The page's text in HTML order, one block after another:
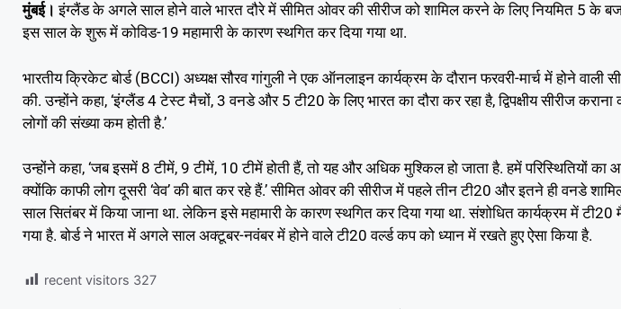
मुंबई। इंग्लैंड के अगले साल होने वाले भारत दौरे में सीमित ओवर की सीरीज को शामिल करने के लिए नियमित 5 के
इस साल के शुरू में कोविड-19 महामारी के कारण स्थगित कर दिया गया था.
भारतीय क्रिकेट बोर्ड (BCCI) अध्यक्ष सौरव गांगुली ने एक ऑनलाइन कार्यक्रम के दौरान फरवरी-मार्च में होने वाली
की. उन्होंने कहा, ‘इंग्लैंड 4 टेस्ट मैचों, 3 वनडे और 5 टी20 के लिए भारत का दौरा कर रहा है, द्विपक्षीय सीरीज
लोगों की संख्या कम होती है.’
उन्होंने कहा, ‘जब इसमें 8 टीमें, 9 टीमें, 10 टीमें होती हैं, तो यह और अधिक मुश्किल हो जाता है. हमें परिस्थितियों
क्योंकि काफी लोग दूसरी ‘वेव’ की बात कर रहे हैं.’ सीमित ओवर की सीरीज में पहले तीन टी20 और इतने ही वनडे
साल सितंबर में किया जाना था. लेकिन इसे महामारी के कारण स्थगित कर दिया गया था. संशोधित कार्यक्रम में टी20
गया है. बोर्ड ने भारत में अगले साल अक्टूबर-नवंबर में होने वाले टी20 वर्ल्ड कप को ध्यान में रखते हुए ऐसा किया है.
recent visitors 327